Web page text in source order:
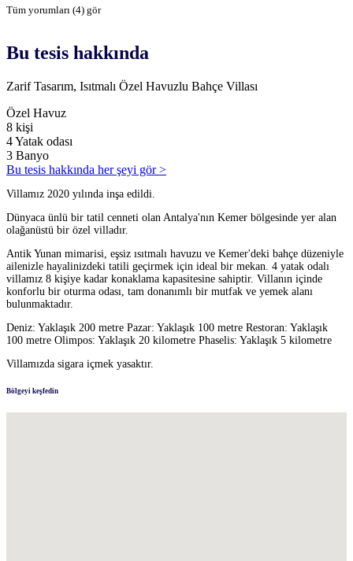
Tüm yorumları (4) gör
Bu tesis hakkında
Zarif Tasarım, Isıtmalı Özel Havuzlu Bahçe Villası
Özel Havuz
8 kişi
4 Yatak odası
3 Banyo
Bu tesis hakkında her şeyi gör >
Villamız 2020 yılında inşa edildi.
Dünyaca ünlü bir tatil cenneti olan Antalya'nın Kemer bölgesinde yer alan
olağanüstü bir özel villadır.
Antik Yunan mimarisi, eşsiz ısıtmalı havuzu ve Kemer'deki bahçe düzeniyle
ailenizle hayalinizdeki tatili geçirmek için ideal bir mekan. 4 yatak odalı
villamız 8 kişiye kadar konaklama kapasitesine sahiptir. Villanın içinde
konforlu bir oturma odası, tam donanımlı bir mutfak ve yemek alanı
bulunmaktadır.
Deniz: Yaklaşık 200 metre Pazar: Yaklaşık 100 metre Restoran: Yaklaşık
100 metre Olimpos: Yaklaşık 20 kilometre Phaselis: Yaklaşık 5 kilometre
Villamızda sigara içmek yasaktır.
Bölgeyi keşfedin